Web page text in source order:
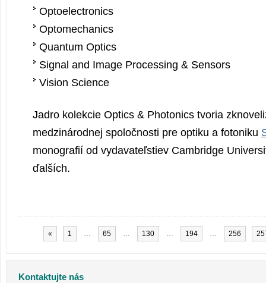
Optoelectronics
Optomechanics
Quantum Optics
Signal and Image Processing & Sensors
Vision Science
Jadro kolekcie Optics & Photonics tvoria
medzinárodnej spoločnosti pre optiku a fotoniku
monografií od vydavateľstiev Cambridge
ďalších.
« 1 … 65 … 130 … 194 … 256
Kontaktujte nás